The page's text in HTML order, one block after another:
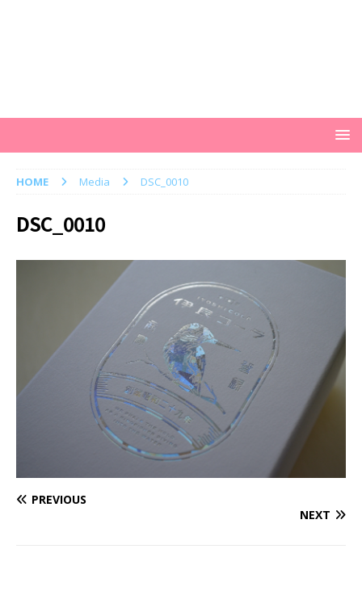
HOME Media DSC_0010
DSC_0010
PREVIOUS
NEXT